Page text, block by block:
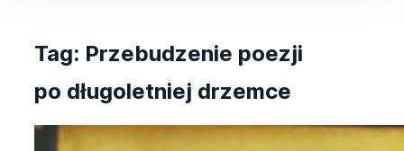
Tag: Przebudzenie poezji
po długoletniej drzemce